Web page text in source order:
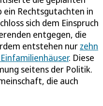
ein Rechtsgutachten in
sich dem Einspruch
entgegen, die
entstehen nur zehn
. Diese
seitens der Politik.
die auch